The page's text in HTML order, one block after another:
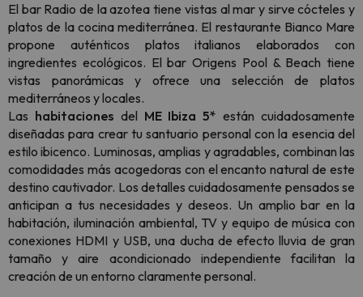
El bar Radio de la azotea tiene vistas al mar y sirve cócteles y
platos de la cocina mediterránea. El restaurante Bianco Mare
propone auténticos platos italianos elaborados con
ingredientes ecológicos. El bar Origens Pool & Beach tiene
vistas panorámicas y ofrece una selección de platos
mediterráneos y locales.
Las habitaciones del ME Ibiza 5* están cuidadosamente
diseñadas para crear tu santuario personal con la esencia del
estilo ibicenco. Luminosas, amplias y agradables, combinan las
comodidades más acogedoras con el encanto natural de este
destino cautivador. Los detalles cuidadosamente pensados se
anticipan a tus necesidades y deseos. Un amplio bar en la
habitación, iluminación ambiental, TV y equipo de música con
conexiones HDMI y USB, una ducha de efecto lluvia de gran
tamaño y aire acondicionado independiente facilitan la
creación de un entorno claramente personal.